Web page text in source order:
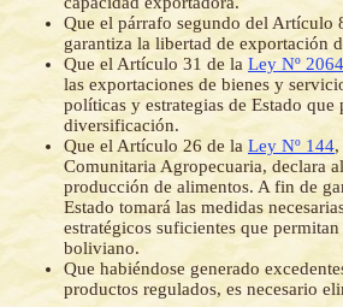
Que el párrafo segundo del Artículo
garantiza la libertad de exportación
Que el Artículo 31 de la Ley Nº 2064
las exportaciones de bienes y
políticas y estrategias de Estado
diversificación.
Que el Artículo 26 de la Ley Nº 144
Comunitaria Agropecuaria, declara
producción de alimentos. A fin de
Estado tomará las medidas
estratégicos suficientes que
boliviano.
Que habiéndose generado
productos regulados, es necesario